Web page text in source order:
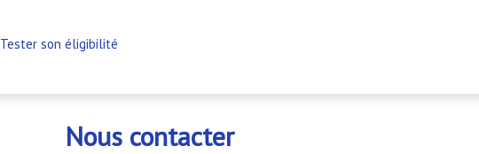
Tester son éligibilité
Nous contacter